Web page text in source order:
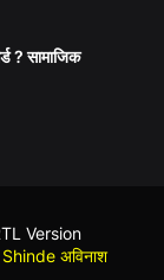
? सामाजिक
Version
अविनाश